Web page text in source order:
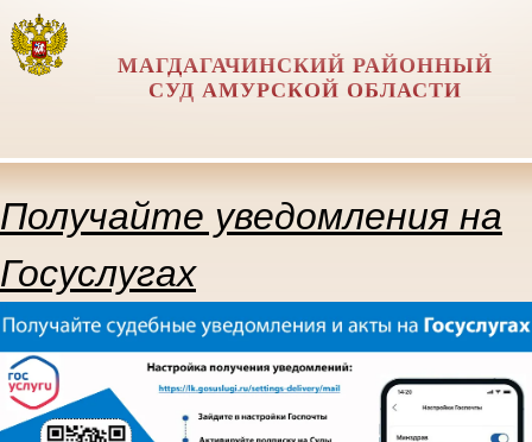
МАГДАГАЧИНСКИЙ РАЙОННЫЙ
СУД АМУРСКОЙ ОБЛАСТИ
Получайте уведомления на
Госуслугах